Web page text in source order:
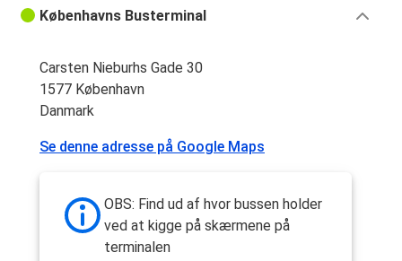
Københavns Busterminal
Carsten Nieburhs Gade 30
1577 København
Danmark
Se denne adresse på Google Maps
OBS: Find ud af hvor bussen holder
ved at kigge på skærmene på
terminalen